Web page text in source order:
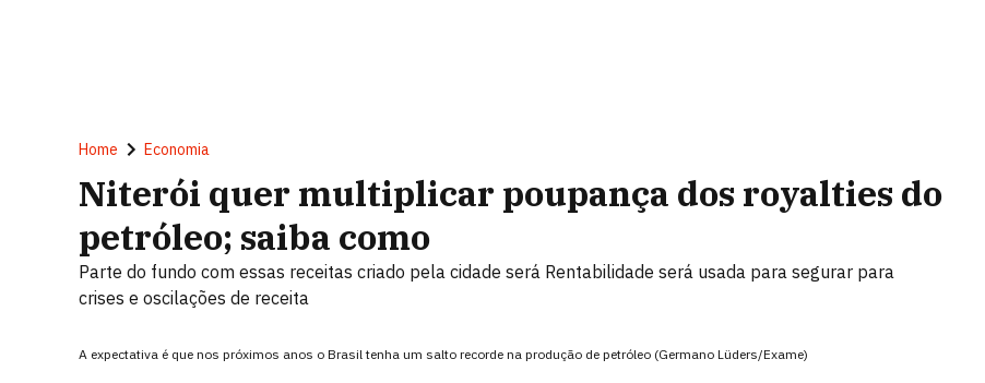
Home Economia
Niterói quer multiplicar poupança dos royalties do
petróleo; saiba como
Parte do fundo com essas receitas criado pela cidade será Rentabilidade será usada para segurar para
crises e oscilações de receita
A expectativa é que nos próximos anos o Brasil tenha um salto recorde na produção de petróleo (Germano Lüders/Exame)